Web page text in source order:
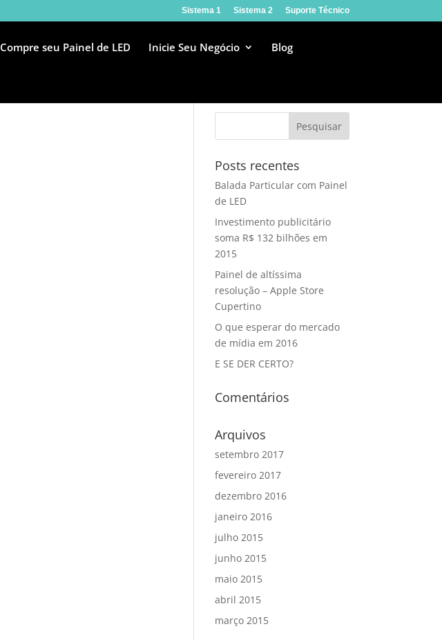
Sistema 1 Sistema 2 Suporte Técnico
Compre seu Painel de LED Inicie Seu Negócio Blog
Posts recentes
Balada Particular com Painel
de LED
Investimento publicitário
soma R$ 132 bilhões em
2015
Painel de altíssima
resolução – Apple Store
Cupertino
O que esperar do mercado
de mídia em 2016
E SE DER CERTO?
Comentários
Arquivos
setembro 2017
fevereiro 2017
dezembro 2016
janeiro 2016
julho 2015
junho 2015
maio 2015
abril 2015
março 2015